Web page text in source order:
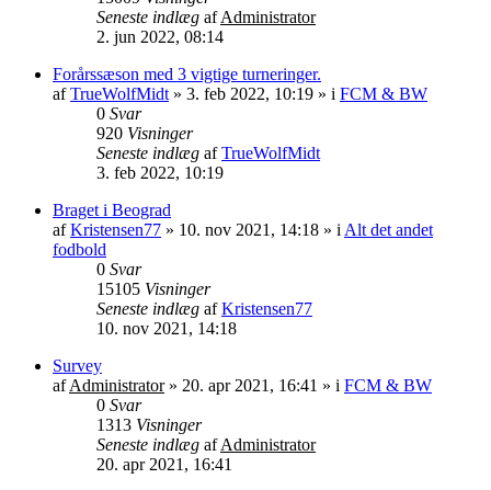
Seneste indlæg afAdministrator
2. jun 2022, 08:14
Forårssæson med 3 vigtige turneringer.
afTrueWolfMidt » 3. feb 2022, 10:19 » i FCM & BW
0 Svar
920 Visninger
Seneste indlæg afTrueWolfMidt
3. feb 2022, 10:19
Braget i Beograd
afKristensen77 » 10. nov 2021, 14:18 » i Alt det andet
fodbold
0 Svar
15105 Visninger
Seneste indlæg afKristensen77
10. nov 2021, 14:18
Survey
afAdministrator» 20. apr 2021, 16:41 » i FCM & BW
0 Svar
1313 Visninger
Seneste indlæg afAdministrator
20. apr 2021, 16:41